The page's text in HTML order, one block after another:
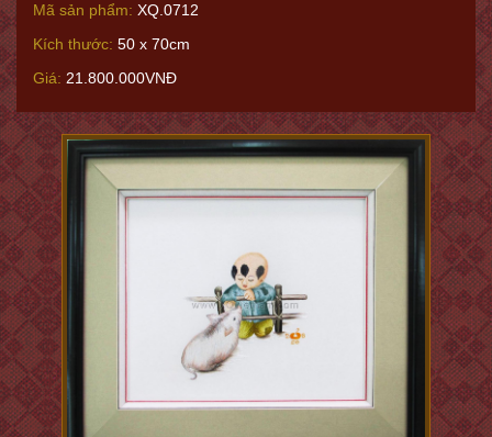
Mã sản phẩm: XQ.0712
Kích thước: 50 x 70cm
Giá: 21.800.000VNĐ